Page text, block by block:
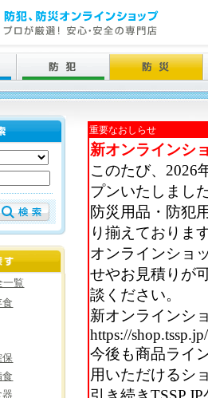
重要なおしらせ
新オンラインシ
このたび、2026
プンいたしまし
防災用品・防犯
り揃えておりま
オンラインショ
せやお見積りが
談ください。
新オンラインシ
https://shop.tssp.jp/
今後も商品ライ
用いただけるシ
一覧
食
保
食
器